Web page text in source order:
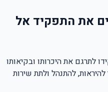
את התפקיד אל
לתרגם את היכרותו ובקיאותו
להתנהל ולתת שירות